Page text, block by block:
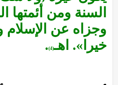
السنة ومن أئمتها
وجزاه عن الإسلام
خيرا». اهـ(4)
.